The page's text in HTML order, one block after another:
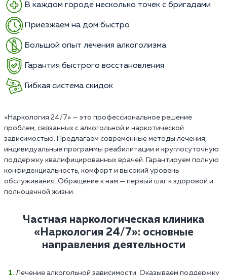
В каждом городе несколько точек с бригадами
Приезжаем на дом быстро
Большой опыт лечения алкоголизма
Гарантия быстрого восстановления
Гибкая система скидок
«Наркология 24/7» — это профессиональное решение
проблем, связанных с алкогольной и наркотической
зависимостью. Предлагаем современные методы лечения,
индивидуальные программы реабилитации и круглосуточную
поддержку квалифицированных врачей. Гарантируем полную
конфиденциальность, комфорт и высокий уровень
обслуживания. Обращение к нам — первый шаг к здоровой и
полноценной жизни.
Частная наркологическая клиника
«Наркология 24/7»: основные
направления деятельности
Лечение алкогольной зависимости. Оказываем поддержку